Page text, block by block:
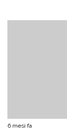
6 mesi fa